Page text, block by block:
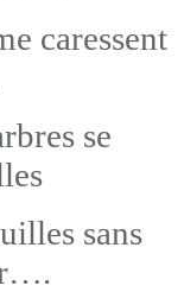
caressent
se
sans